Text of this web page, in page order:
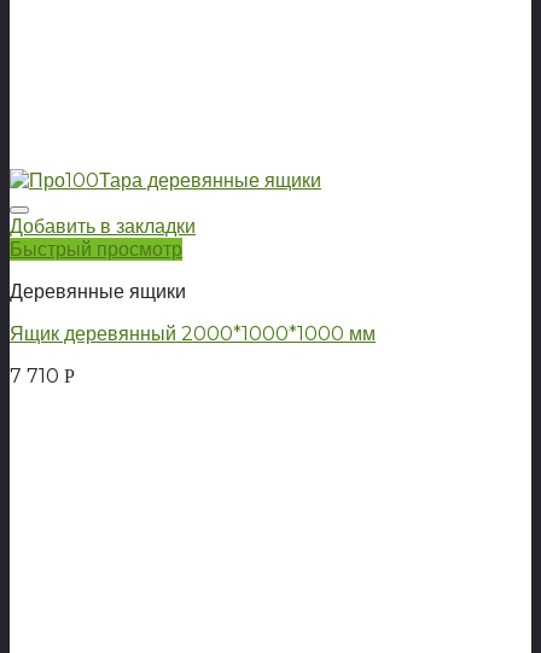
Добавить в закладки
Быстрый просмотр
Деревянные ящики
Ящик деревянный 2000*1000*1000 мм
7 710 Р